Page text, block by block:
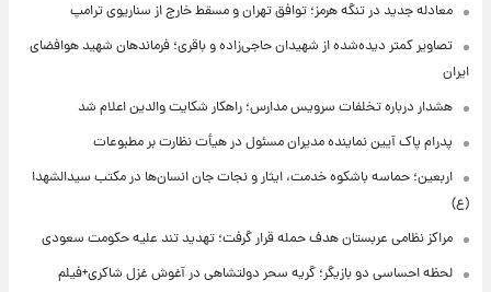
معادله جدید در تنگه هرمز؛ توافق تهران و مسقط خارج از سناریوی ترامپ
تصاویر کمتر دیده‌شده از شهیدان حاجی‌زاده و باقری؛ فرماندهان شهید هوافضای
ایران
هشدار درباره تخلفات سرویس مدارس؛ راهکار شکایت والدین اعلام شد
پدرام پاک آیین نماینده مدیران مسئول در هیأت نظارت بر مطبوعات
اربعین؛ حماسه باشکوه خدمت، ایثار و نجات جان انسان‌ها در مکتب سیدالشهدا
(ع)
مراکز نظامی عربستان هدف حمله قرار گرفت؛ تهدید تند علیه حکومت سعودی
لحظه احساسی دو بازیگر؛ گریه سحر دولتشاهی در آغوش غزل شاکری+فیلم